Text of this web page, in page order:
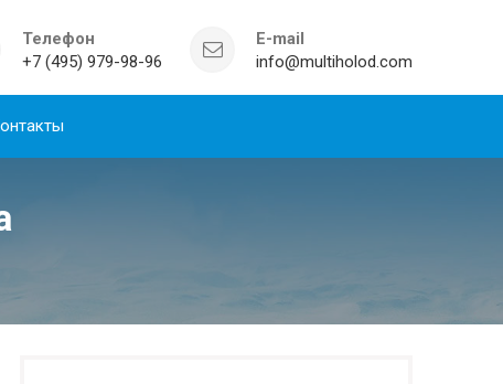
Телефон
+7 (495) 979-98-96
E-mail
info@multiholod.com